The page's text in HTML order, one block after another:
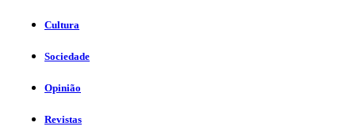
Cultura
Sociedade
Opinião
Revistas